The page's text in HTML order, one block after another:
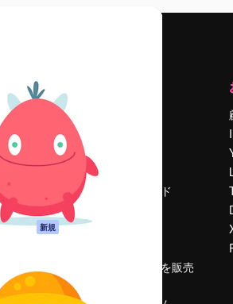
めに
ュメント
ート
約
イバシーポリ
ジナル 新規
ィリエイト
検索トレンド
コンテンツを販売